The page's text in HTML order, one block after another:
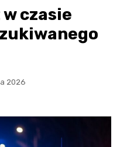
czasie
2026